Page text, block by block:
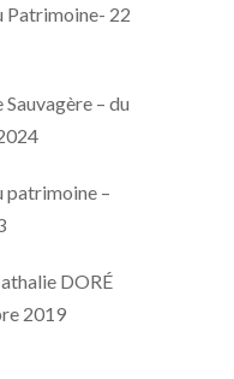
Patrimoine- 22
– du
patrimoine –
DORÉ
2019